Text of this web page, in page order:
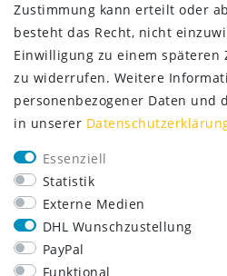
SERVICE
Lieferung nur 2,95 €
Rücksendung kostenfrei
14 Tage Rückgaberecht
Kurze Lieferzeit
FOLGE UNS
Zustimmung kann erteilt oder
besteht das Recht, nicht
Einwilligung zu einem
zu widerrufen. Weitere
personenbezogener Daten und
in unserer
Essenziell
Statistik
Externe Medien
DHL Wunschzustellung
PayPal
Funktional